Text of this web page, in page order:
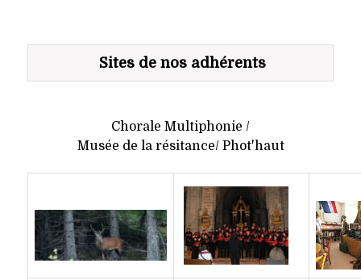
Sites de nos adhérents
Chorale Multiphonie /
Musée de la résitance/ Phot'haut